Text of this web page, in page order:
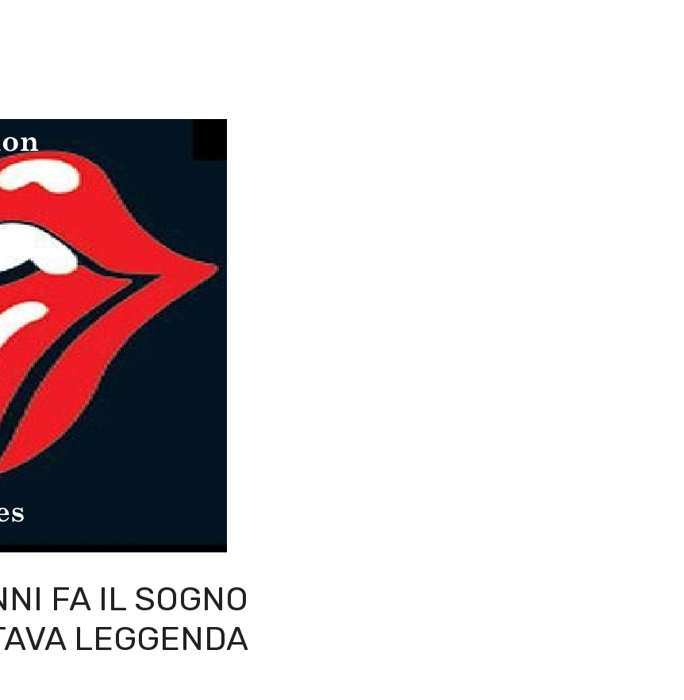
FA IL SOGNO
LEGGENDA